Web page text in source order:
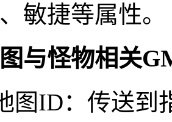
敏捷等属性。
与怪物相关
图ID：传送到